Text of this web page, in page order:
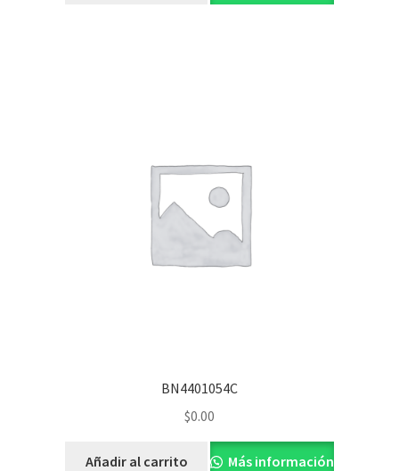
BN4401054C
$0.00
Añadir al carrito Más información